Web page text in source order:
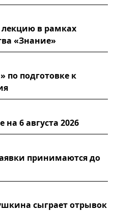
лекцию в рамках
«Знание»
по подготовке к
на 6 августа 2026
принимаются до
сыграет отрывок